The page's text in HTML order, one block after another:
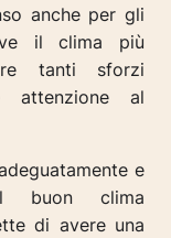
anche per gli
il clima più
tanti sforzi
attenzione al
e
il buon clima
di avere una